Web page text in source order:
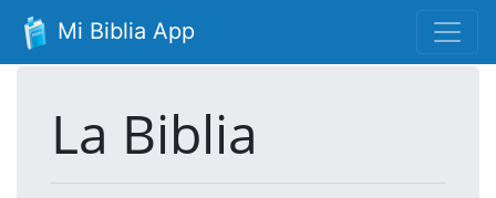
Mi Biblia App
La Biblia